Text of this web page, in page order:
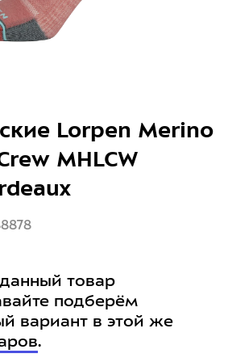
Lorpen Merino
MHLCW
товар
подберём
вариант в этой же
.